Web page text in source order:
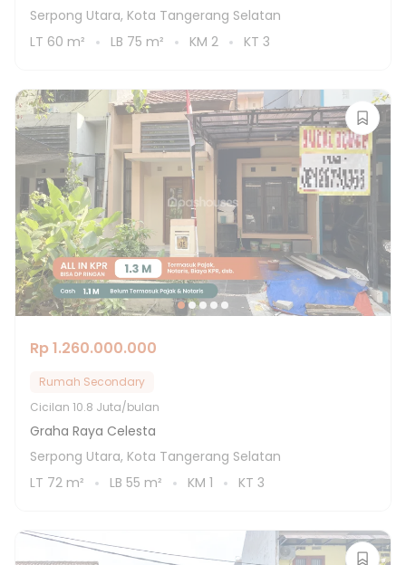
Serpong Utara, Kota Tangerang Selatan
LT 60 m² LB 75 m² KM 2 KT 3
Rp 1.260.000.000
Rumah Secondary
Cicilan 10.8 Juta/bulan
Graha Raya Celesta
Serpong Utara, Kota Tangerang Selatan
LT 72 m² LB 55 m² KM 1 KT 3